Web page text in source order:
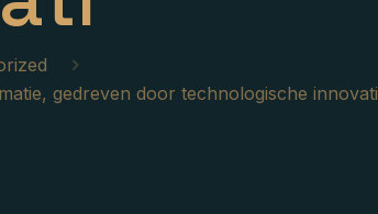
gedreven door technologische innovati